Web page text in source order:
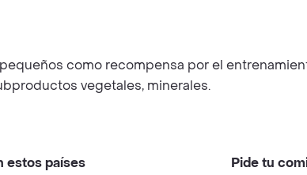
como recompensa por el
vegetales, minerales.
estos países Pide tu